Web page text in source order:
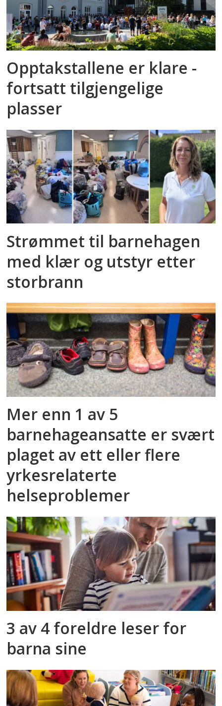
Opptakstallene er klare -
fortsatt tilgjengelige
plasser
Strømmet til barnehagen
med klær og utstyr etter
storbrann
Mer enn 1 av 5
barnehageansatte er svært
plaget av ett eller flere
yrkesrelaterte
helseproblemer
3 av 4 foreldre leser for
barna sine